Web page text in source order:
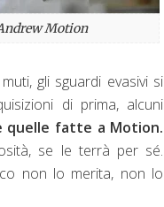
Motion
gli sguardi evasivi si
di prima, alcuni
quelle fatte a Motion.
se le terrà per sé.
non lo merita, non lo